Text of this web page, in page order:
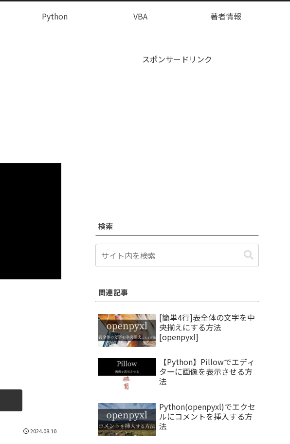
Python VBA 著者情報
2024.08.10
スポンサードリンク
検索
関連記事
[簡単4行]表全体の文字を中
央揃えにする方法
[openpyxl]
【Python】Pillowでエディ
ターに画像を表示させる方
法
Python(openpyxl)でエクセ
ルにコメントを挿入する方
法